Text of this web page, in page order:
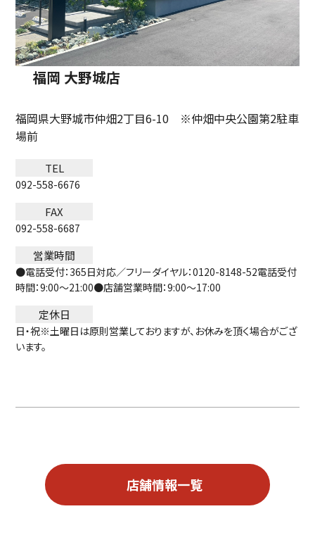
福岡 大野城店
福岡県大野城市仲畑2丁目6-10 ※仲畑中央公園第2駐車
場前
TEL
092-558-6676
FAX
092-558-6687
営業時間
●電話受付：365日対応／フリーダイヤル：0120-8148-52電話受付
時間：9:00～21:00●店舗営業時間：9:00～17:00
定休日
日・祝※土曜日は原則営業しておりますが、お休みを頂く場合がござ
います。
店舗情報一覧